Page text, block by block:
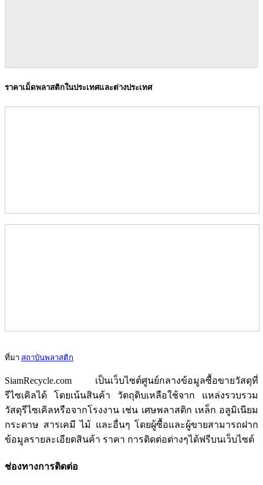
ราคาเม็ดพลาสติกในประเทศและต่างประเทศ
ที่มา สถาบันพลาสติก
SiamRecycle.com เป็นเว็บไซต์ศูนย์กลางข้อมูลซื้อขายวัสดุที่
รีไซเคิลได้ โดยเน้นสินค้า วัตถุดิบเหลือใช้จาก แหล่งรวบรวม
วัสดุรีไซเคิลหรือจากโรงงาน เช่น เศษพลาสติก เหล็ก อลูมิเนียม
กระดาษ สารเคมี ไม้ และอื่นๆ โดยผู้ซื้อและผู้ขายสามารถฝาก
ข้อมูลรายละเอียดสินค้า ราคา การติดต่อต่างๆได้ฟรีบนเว็บไซต์
ช่องทางการติดต่อ